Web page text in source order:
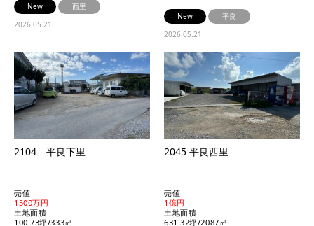
New
西里
2026.05.21
New
平良
2026.05.21
2104 平良下里
売値
1500万円
土地面積
100.73坪/333㎡
2045 平良西里
売値
1億円
土地面積
631.32坪/2087㎡